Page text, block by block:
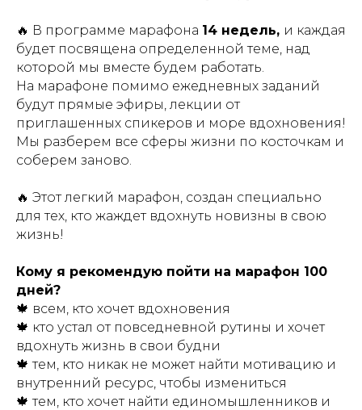
🔥 В программе марафона 14 недель, и каждая
будет посвящена определенной теме, над
которой мы вместе будем работать.
На марафоне помимо ежедневных заданий
будут прямые эфиры, лекции от
приглашенных спикеров и море вдохновения!
Мы разберем все сферы жизни по косточкам и
соберем заново.
🔥 Этот легкий марафон, создан специально
для тех, кто жаждет вдохнуть новизны в свою
жизнь!
Кому я рекомендую пойти на марафон 100
дней?
🍁 всем, кто хочет вдохновения
🍁 кто устал от повседневной рутины и хочет
вдохнуть жизнь в свои будни
🍁 тем, кто никак не может найти мотивацию и
внутренний ресурс, чтобы измениться
🍁 тем, кто хочет найти единомышленников и